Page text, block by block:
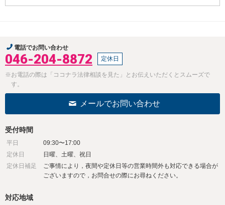
電話でお問い合わせ
046-204-8872 定休日
※お電話の際は「ココナラ法律相談を見た」とお伝えいただくとスムーズで
す。
メールでお問い合わせ
受付時間
平日
09:30〜17:00
定休日
日曜、土曜、祝日
定休日補足
ご事情により，夜間や定休日等の営業時間外も対応できる場合が
ございますので，お問合せの際にお尋ねください。
対応地域